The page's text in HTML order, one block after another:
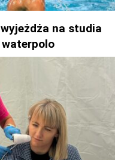
na studia
waterpolo